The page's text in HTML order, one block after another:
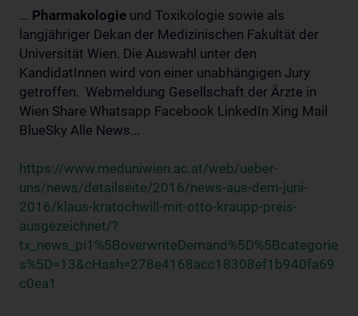
... Pharmakologie und Toxikologie sowie als
langjähriger Dekan der Medizinischen Fakultät der
Universität Wien. Die Auswahl unter den
KandidatInnen wird von einer unabhängigen Jury
getroffen. Webmeldung Gesellschaft der Ärzte in
Wien Share Whatsapp Facebook LinkedIn Xing Mail
BlueSky Alle News...
https://www.meduniwien.ac.at/web/ueber-
uns/news/detailseite/2016/news-aus-dem-juni-
2016/klaus-kratochwill-mit-otto-kraupp-preis-
ausgezeichnet/?
tx_news_pi1%5BoverwriteDemand%5D%5Bcategorie
s%5D=13&cHash=278e4168acc18308ef1b940fa69
c0ea1